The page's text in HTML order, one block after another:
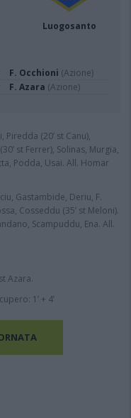
Luogosanto
F. Occhioni (Azione)
F. Azara (Azione)
Piredda (20’ st Canu),
st Ferrer), Solinas, Murgia,
Podda, Usai. All. Homar
Gastambide, Deriu, F.
Cosseddu (35’ st Meloni).
Scampuddu, Ena. All.
Azara.
1’ + 4’